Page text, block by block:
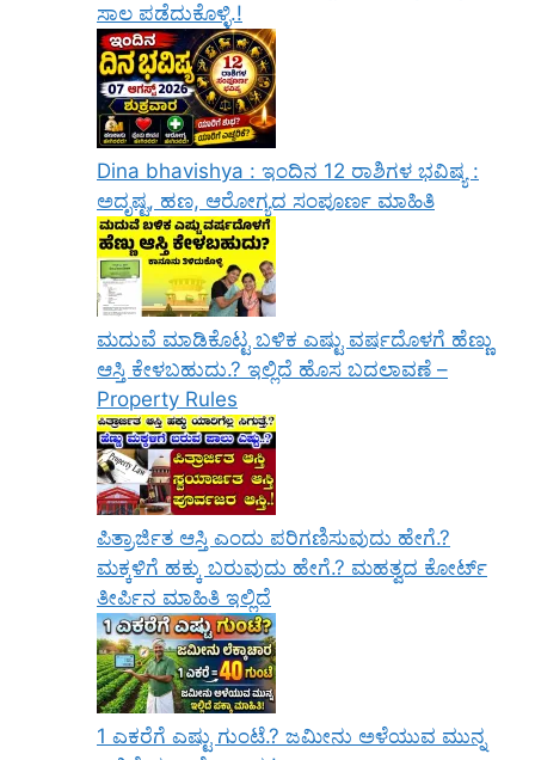
ಸಾಲ ಪಡೆದುಕೊಳ್ಳಿ.!
Dina bhavishya : ಇಂದಿನ 12 ರಾಶಿಗಳ ಭವಿಷ್ಯ :
ಅದೃಷ್ಟ, ಹಣ, ಆರೋಗ್ಯದ ಸಂಪೂರ್ಣ ಮಾಹಿತಿ
ಮದುವೆ ಮಾಡಿಕೊಟ್ಟ ಬಳಿಕ ಎಷ್ಟು ವರ್ಷದೊಳಗೆ ಹೆಣ್ಣು
ಆಸ್ತಿ ಕೇಳಬಹುದು.? ಇಲ್ಲಿದೆ ಹೊಸ ಬದಲಾವಣೆ –
Property Rules
ಪಿತ್ರಾರ್ಜಿತ ಆಸ್ತಿ ಎಂದು ಪರಿಗಣಿಸುವುದು ಹೇಗೆ.?
ಮಕ್ಕಳಿಗೆ ಹಕ್ಕು ಬರುವುದು ಹೇಗೆ.? ಮಹತ್ವದ ಕೋರ್ಟ್
ತೀರ್ಪಿನ ಮಾಹಿತಿ ಇಲ್ಲಿದೆ
1 ಎಕರೆಗೆ ಎಷ್ಟು ಗುಂಟೆ.? ಜಮೀನು ಅಳೆಯುವ ಮುನ್ನ